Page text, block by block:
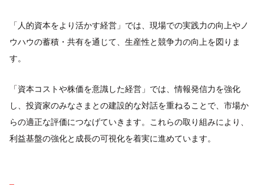
「人的資本をより活かす経営」では、現場での実践力の向上やノ
ウハウの蓄積・共有を通じて、生産性と競争力の向上を図りま
す。
「資本コストや株価を意識した経営」では、情報発信力を強化
し、投資家のみなさまとの建設的な対話を重ねることで、市場か
らの適正な評価につなげていきます。これらの取り組みにより、
利益基盤の強化と成長の可視化を着実に進めています。